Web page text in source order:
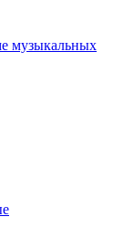
музыкальных